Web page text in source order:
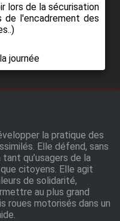
lors de la sécurisation
l'encadrement des
journée
la pratique des
Elle défend, sans
qu’usagers de la
citoyens. Elle agit
de solidarité,
au plus grand
roues motorisés dans un